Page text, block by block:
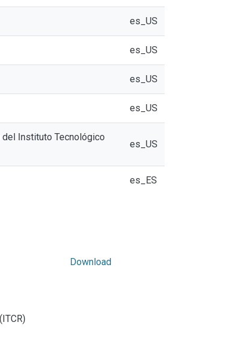
es_US
es_US
es_US
es_US
Instituto Tecnológico
es_US
es_ES
Download